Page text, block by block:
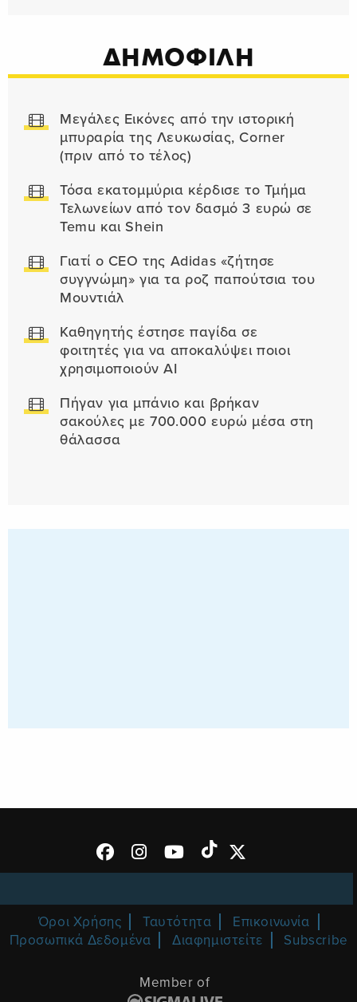
ΔΗΜΟΦΙΛΗ
Μεγάλες Εικόνες από την ιστορική
μπυραρία της Λευκωσίας, Corner
(πριν από το τέλος)
Τόσα εκατομμύρια κέρδισε το Τμήμα
Τελωνείων από τον δασμό 3 ευρώ σε
Temu και Shein
Γιατί ο CEO της Adidas «ζήτησε
συγγνώμη» για τα ροζ παπούτσια του
Μουντιάλ
Καθηγητής έστησε παγίδα σε
φοιτητές για να αποκαλύψει ποιοι
χρησιμοποιούν AI
Πήγαν για μπάνιο και βρήκαν
σακούλες με 700.000 ευρώ μέσα στη
θάλασσα
Όροι Χρήσης Ταυτότητα
Επικοινωνία
Προσωπικά Δεδομένα
Διαφημιστείτε Subscribe
Member of